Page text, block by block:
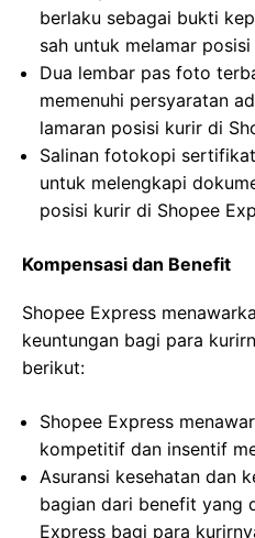
berlaku sebagai bukti
sah untuk melamar
Dua lembar pas foto
memenuhi persyaratan
lamaran posisi kurir di
Salinan fotokopi
untuk melengkapi
posisi kurir di Shopee
Kompensasi dan Benefit
Shopee Express
keuntungan bagi para
berikut:
Shopee Express
kompetitif dan insentif
Asuransi kesehatan dan
bagian dari benefit yang
Express bagi para